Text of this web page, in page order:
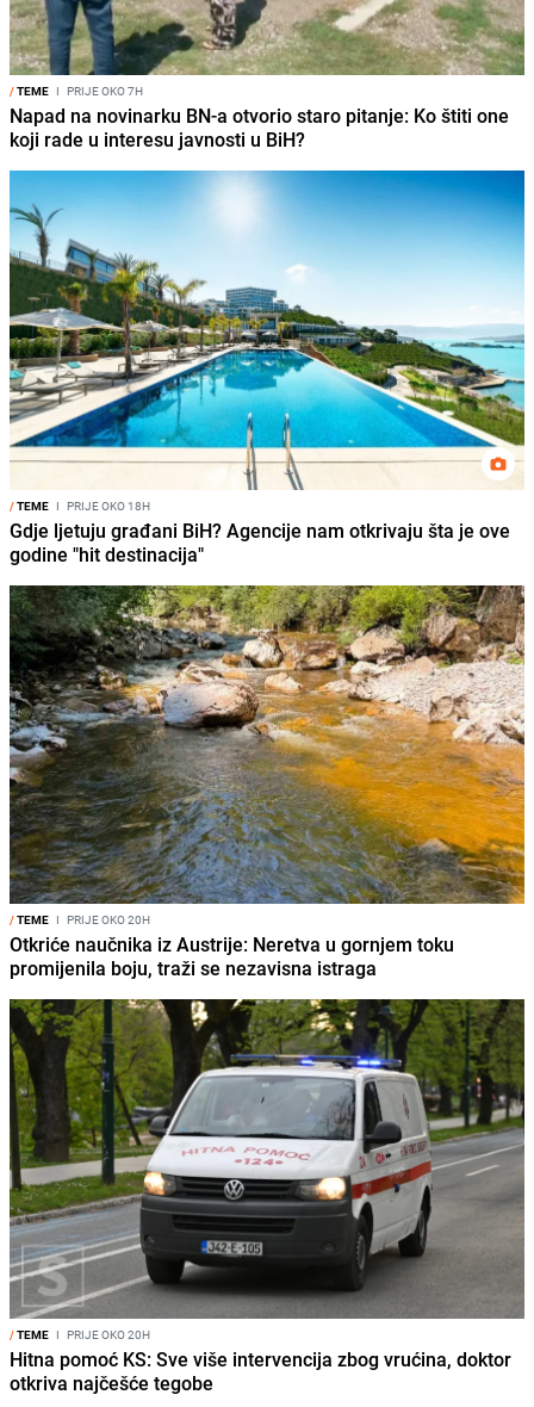
/TEME I PRIJE OKO 7H
Napad na novinarku BN-a otvorio staro pitanje: Ko štiti one
koji rade u interesu javnosti u BiH?
/TEME I PRIJE OKO 18H
Gdje ljetuju građani BiH? Agencije nam otkrivaju šta je ove
godine "hit destinacija"
/TEME I PRIJE OKO 20H
Otkriće naučnika iz Austrije: Neretva u gornjem toku
promijenila boju, traži se nezavisna istraga
/TEME I PRIJE OKO 20H
Hitna pomoć KS: Sve više intervencija zbog vrućina, doktor
otkriva najčešće tegobe